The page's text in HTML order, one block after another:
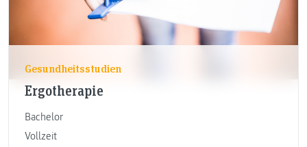
Gesundheitsstudien
Ergotherapie
Bachelor
Vollzeit